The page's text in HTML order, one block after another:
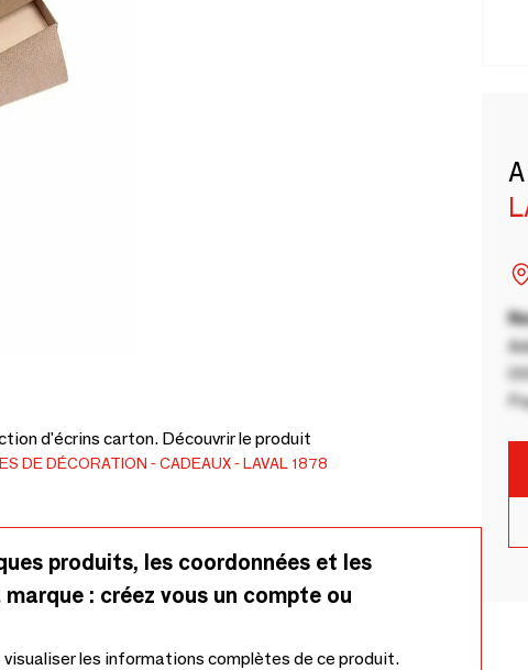
d'écrins carton. Découvrir le produit
DE DÉCORATION CADEAUX LAVAL 1878
produits, les coordonnées et les
: créez vous un compte ou
visualiser les informations complètes de ce produit.